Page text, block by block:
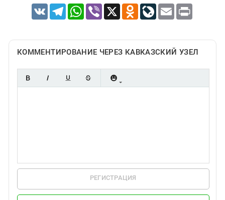
VK TelegramWhatsApp
Viber X Odnoklassniki
LiveJournal
Email Print
КОММЕНТИРОВАНИЕ ЧЕРЕЗ КАВКАЗСКИЙ УЗЕЛ
РЕГИСТРАЦИЯ